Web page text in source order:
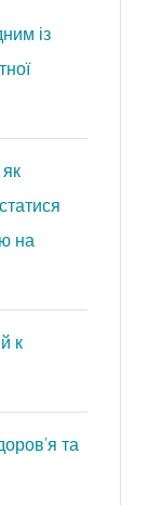
із
на
к
та